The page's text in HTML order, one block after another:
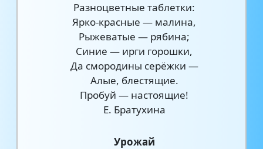
Разноцветные таблетки:
Ярко-красные — малина,
Рыжеватые — рябина;
Синие — ирги горошки,
Да смородины серёжки —
Алые, блестящие.
Пробуй — настоящие!
Е. Братухина
Урожай